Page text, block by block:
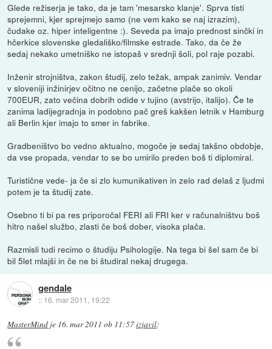
Glede režiserja je tako, da je tam 'mesarsko klanje'. Sprva tisti
sprejemni, kjer sprejmejo samo (ne vem kako se naj izrazim),
čudake oz. hiper inteligentne :). Seveda pa imajo prednost sinčki in
hčerkice slovenske gledališko/filmske estrade. Tako, da če že
sedaj nekako umetniško ne istopaš v srednji šoli, pol raje pozabi.
Inženir strojništva, zakon študij, zelo težak, ampak zanimiv. Vendar
v sloveniji inžinirjev očitno ne cenijo, začetne plače so okoli
700EUR, zato večina dobrih odide v tujino (avstrijo, italijo). Če te
zanima ladijegradnja in podobno pač greš kakšen letnik v Hamburg
ali Berlin kjer imajo to smer in fabrike.
Gradbeništvo bo vedno aktualno, mogoče je sedaj takšno obdobje,
da vse propada, vendar to se bo umirilo preden boš ti diplomiral.
Turistične vede- ja če si zlo kumunikativen in zelo rad delaš z ljudmi
potem je ta študij zate.
Osebno ti bi pa res priporočal FERI ali FRI ker v računalništvu boš
hitro našel službo, zlasti če boš dober, visoka plača.
Razmisli tudi recimo o študiju Psihologije. Na tega bi šel sam če bi
bil 5let mlajši in če ne bi študiral nekaj drugega.
gendale
:: 16. mar 2011, 19:22
MasterMind je 16. mar 2011 ob 11:57izjavil: